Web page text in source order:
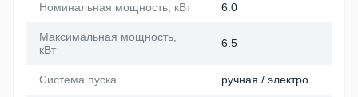
Номинальная мощность, кВт 6.0
Максимальная мощность,
кВт
6.5
Система пуска ручная / электро